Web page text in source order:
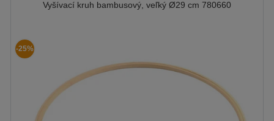
Vyšívací kruh bambusový, veľký Ø29 cm 780660
-25%